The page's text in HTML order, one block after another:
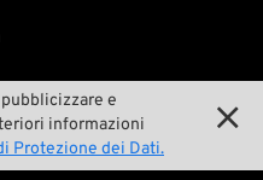
e
informazioni
Protezione dei Dati.
